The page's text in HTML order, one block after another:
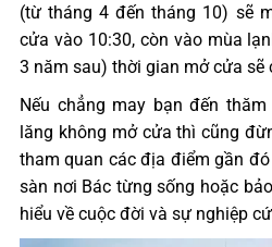
(từ tháng 4 đến tháng 10) sẽ
cửa vào 10:30, còn vào mùa
3 năm sau) thời gian mở cửa sẽ
Nếu chẳng may bạn đến
lăng không mở cửa thì cũng
tham quan các địa điểm gần
sàn nơi Bác từng sống hoặc
hiểu về cuộc đời và sự nghiệp